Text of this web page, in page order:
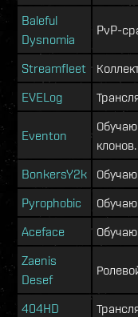
Baleful
Dysnomia
PvP-
Streamfleet
EVELog
Eventon
клонов.
BonkersY2k
Pyrophobic
Aceface
Zaenis
Desef
404HD